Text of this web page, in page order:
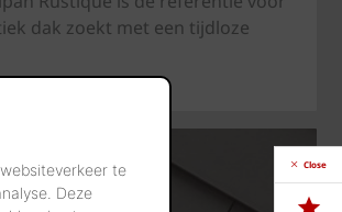
te
Deze
dak zoekt met een tijdloze
Close